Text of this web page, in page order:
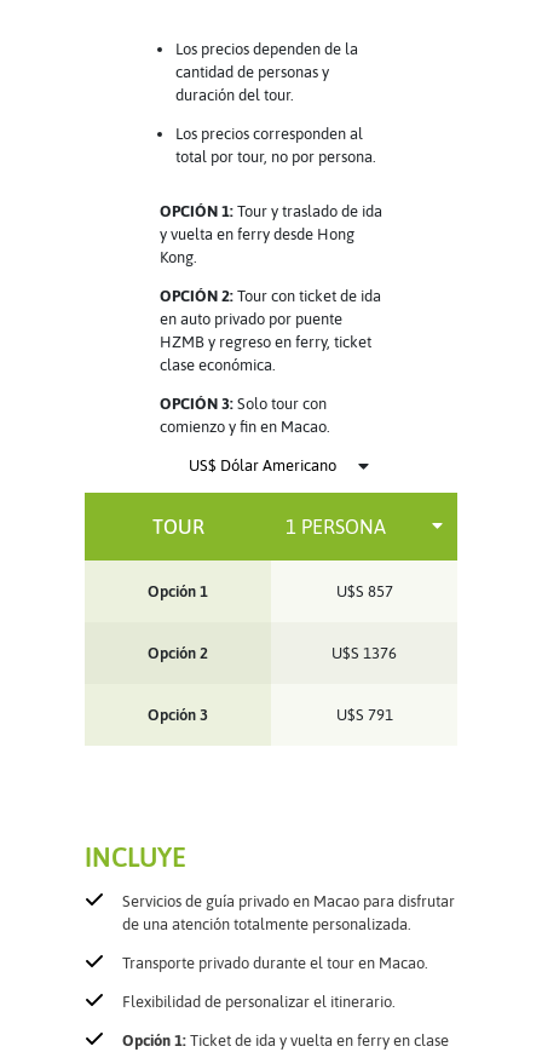
Los precios dependen de la
cantidad de personas y
duración del tour.
Los precios corresponden al
total por tour, no por persona.
OPCIÓN 1:Tour y traslado de ida
y vuelta en ferry desde Hong
Kong.
OPCIÓN 2:Tour con ticket de ida
en auto privado por puente
HZMB y regreso en ferry, ticket
clase económica.
OPCIÓN 3:Solo tour con
comienzo y fin en Macao.
TOUR
Opción 1 U$S 857
Opción 2 U$S 1376
Opción 3 U$S 791
INCLUYE
Servicios de guía privado en Macao para disfrutar
de una atención totalmente personalizada.
Transporte privado durante el tour en Macao.
Flexibilidad de personalizar el itinerario.
Opción 1: Ticket de ida y vuelta en ferry en clase